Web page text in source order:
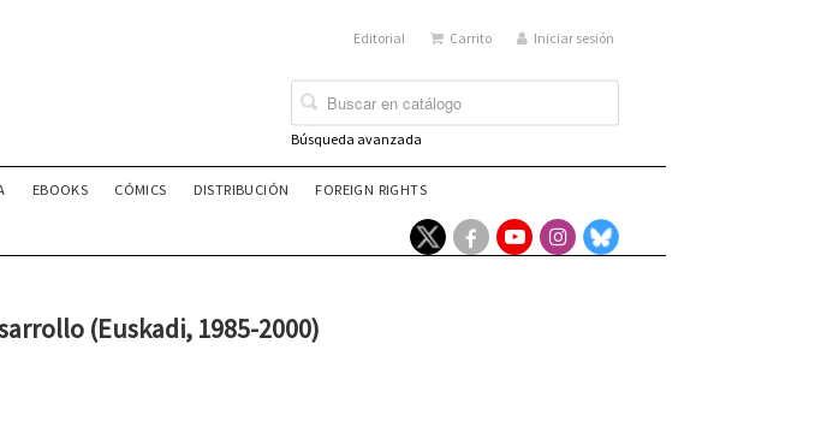
Editorial Carrito Iniciar sesión
Búsqueda avanzada
EBOOKS CÓMICS DISTRIBUCIÓN FOREIGN RIGHTS
(Euskadi, 1985-2000)